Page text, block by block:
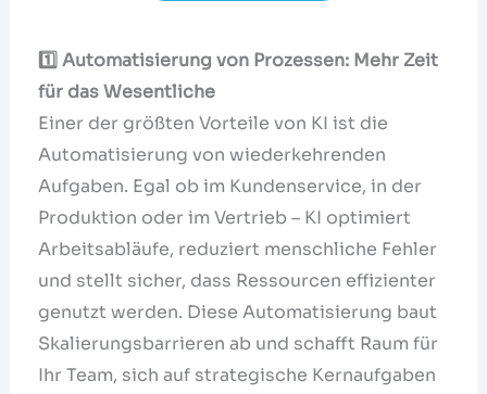
1️⃣ Automatisierung von Prozessen: Mehr Zeit
für das Wesentliche
Einer der größten Vorteile von KI ist die
Automatisierung von wiederkehrenden
Aufgaben. Egal ob im Kundenservice, in der
Produktion oder im Vertrieb – KI optimiert
Arbeitsabläufe, reduziert menschliche Fehler
und stellt sicher, dass Ressourcen effizienter
genutzt werden. Diese Automatisierung baut
Skalierungsbarrieren ab und schafft Raum für
Ihr Team, sich auf strategische Kernaufgaben